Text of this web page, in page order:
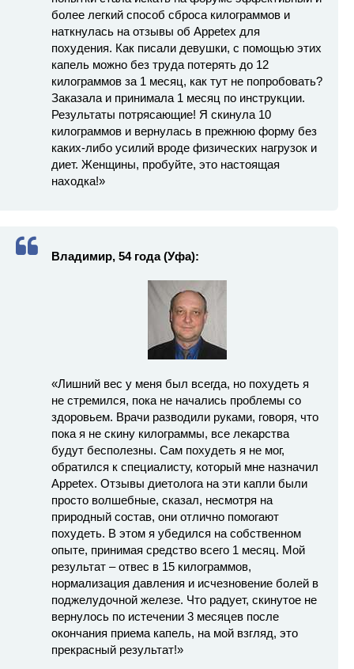
более легкий способ сброса килограммов и
наткнулась на отзывы об Appetex для
похудения. Как писали девушки, с помощью этих
капель можно без труда потерять до 12
килограммов за 1 месяц, как тут не попробовать?
Заказала и принимала 1 месяц по инструкции.
Результаты потрясающие! Я скинула 10
килограммов и вернулась в прежнюю форму без
каких-либо усилий вроде физических нагрузок и
диет. Женщины, пробуйте, это настоящая
находка!»
Владимир, 54 года (Уфа):
«Лишний вес у меня был всегда, но похудеть я
не стремился, пока не начались проблемы со
здоровьем. Врачи разводили руками, говоря, что
пока я не скину килограммы, все лекарства
будут бесполезны. Сам похудеть я не мог,
обратился к специалисту, который мне назначил
Appetex. Отзывы диетолога на эти капли были
просто волшебные, сказал, несмотря на
природный состав, они отлично помогают
похудеть. В этом я убедился на собственном
опыте, принимая средство всего 1 месяц. Мой
результат – отвес в 15 килограммов,
нормализация давления и исчезновение болей в
поджелудочной железе. Что радует, скинутое не
вернулось по истечении 3 месяцев после
окончания приема капель, на мой взгляд, это
прекрасный результат!»